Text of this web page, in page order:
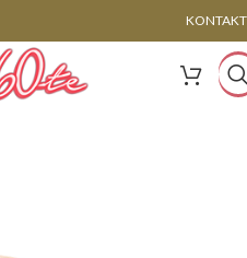
KONTAKT